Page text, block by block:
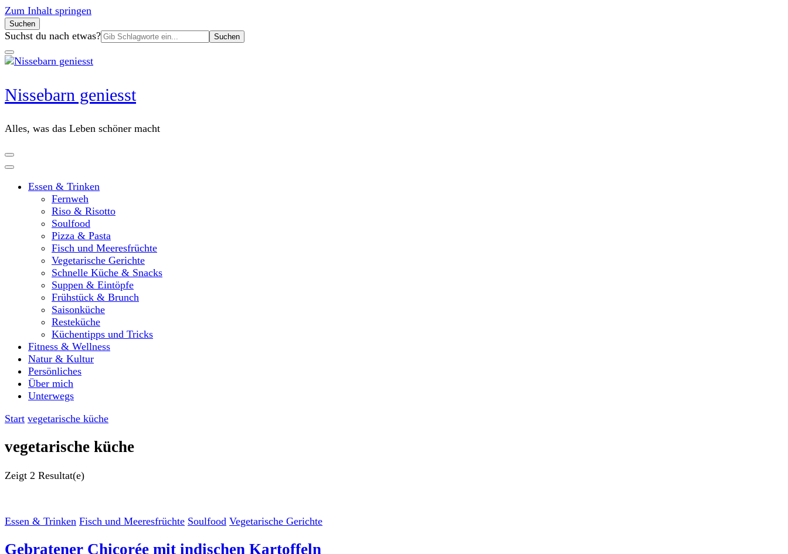
Zum Inhalt springen
Suchen
Suchen
nach:
Suchst du nach etwas?
Nissebarn geniesst
Alles, was das Leben schöner macht
Essen & Trinken
Fernweh
Riso & Risotto
Soulfood
Pizza & Pasta
Fisch und Meeresfrüchte
Vegetarische Gerichte
Schnelle Küche & Snacks
Suppen & Eintöpfe
Frühstück & Brunch
Saisonküche
Resteküche
Küchentipps und Tricks
Fitness & Wellness
Natur & Kultur
Persönliches
Über mich
Unterwegs
Start vegetarische küche
vegetarische küche
Zeigt 2 Resultat(e)
Essen & Trinken Fisch und Meeresfrüchte Soulfood Vegetarische Gerichte
Gebratener Chicorée mit indischen Kartoffeln